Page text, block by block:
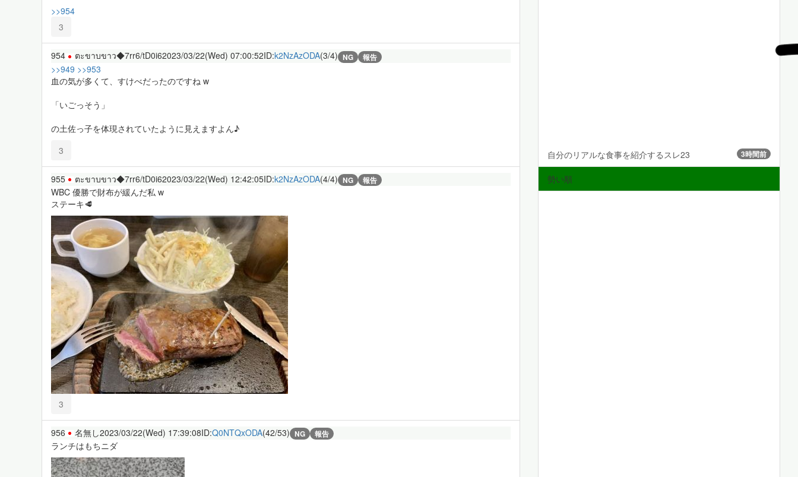
>>954
3
954 ตะขาบขาว◆7rr6/tD0i62023/03/22(Wed) 07:00:52ID:k2NzAzODA(3/4) NG 報告
>>949 >>953
血の気が多くて、すけべだったのですね w
「いごっそう」
の土佐っ子を体現されていたように見えますよん♪
3
955 ตะขาบขาว◆7rr6/tD0i62023/03/22(Wed) 12:42:05ID:k2NzAzODA(4/4) NG 報告
WBC 優勝で財布が緩んだ私 w
ステーキ🥩
3
956 名無し2023/03/22(Wed) 17:39:08ID:Q0NTQxODA(42/53) NG 報告
ランチはもちニダ
自分のリアルな食事を紹介するスレ23 3時間前
勢い順